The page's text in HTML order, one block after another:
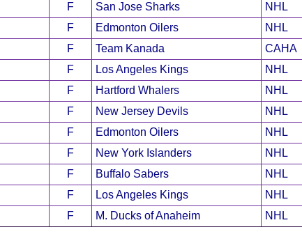
F San Jose Sharks NHL
F Edmonton Oilers NHL
F Team Kanada CAHA
F Los Angeles Kings NHL
F Hartford Whalers NHL
F New Jersey Devils NHL
F Edmonton Oilers NHL
F New York Islanders NHL
F Buffalo Sabers NHL
F Los Angeles Kings NHL
F M. Ducks of Anaheim NHL